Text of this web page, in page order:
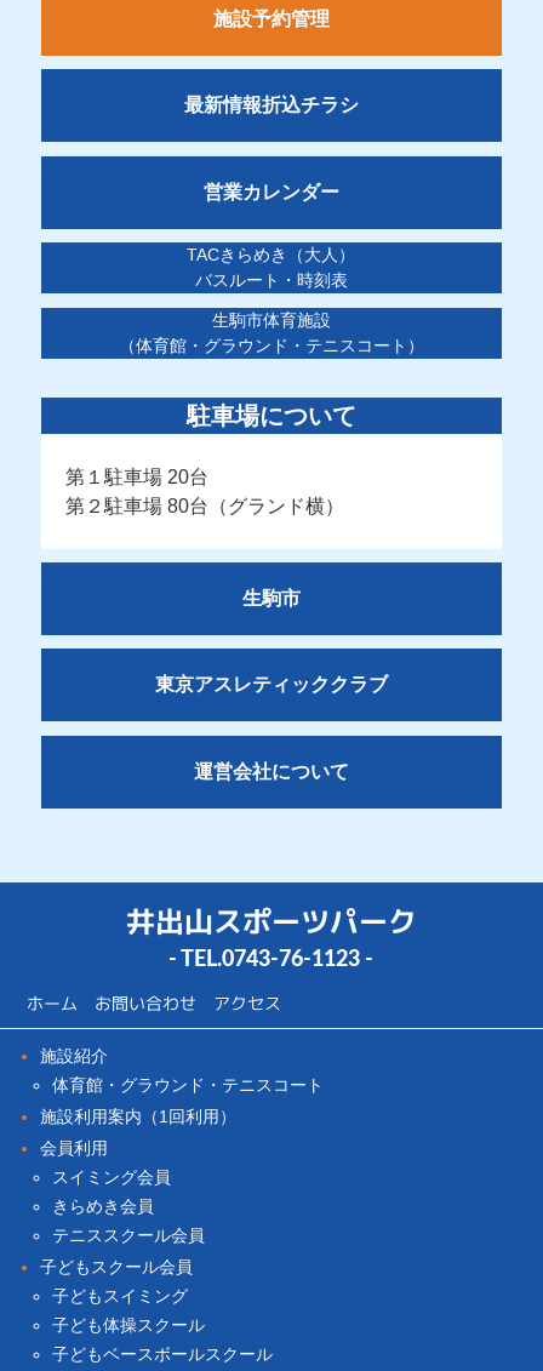
施設予約管理
最新情報折込チラシ
営業カレンダー
TACきらめき（大人）
バスルート・時刻表
生駒市体育施設
（体育館・グラウンド・テニスコート）
駐車場について
第１駐車場 20台
第２駐車場 80台（グランド横）
生駒市
東京アスレティッククラブ
運営会社について
井出山スポーツパーク
- TEL.0743-76-1123 -
ホーム お問い合わせ アクセス
施設紹介
体育館・グラウンド・テニスコート
施設利用案内（1回利用）
会員利用
スイミング会員
きらめき会員
テニススクール会員
子どもスクール会員
子どもスイミング
子ども体操スクール
子どもベースボールスクール